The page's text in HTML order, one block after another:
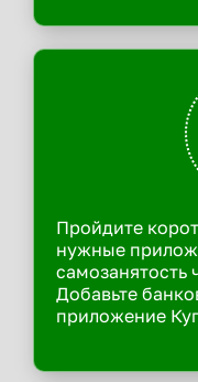
Пройдите
нужные
самозанятость
Добавьте
приложение